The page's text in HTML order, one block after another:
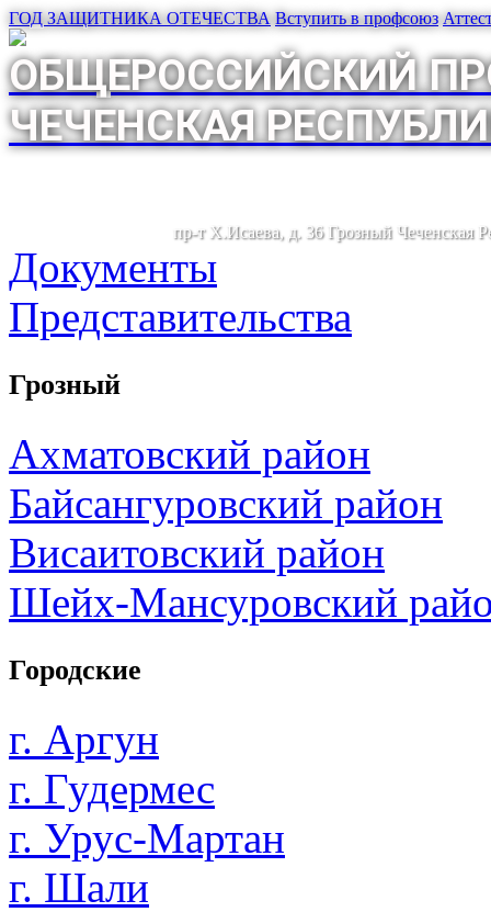
ГОД ЗАЩИТНИКА ОТЕЧЕСТВА Вступить в профсоюз
ОБЩЕРОССИЙСКИЙ
ЧЕЧЕНСКАЯ
пр-т Х.Исаева, д. 36 Грозный Чеченская
Документы
Представительства
Грозный
Ахматовский район
Байсангуровский район
Висаитовский район
Шейх-Мансуровский
Городские
г. Аргун
г. Гудермес
г. Урус-Мартан
г. Шали